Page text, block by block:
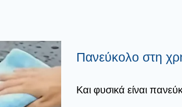
Πανεύκολο στη
Και φυσικά είναι